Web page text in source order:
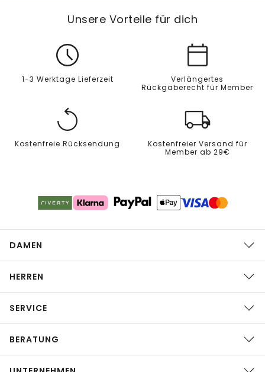
Unsere Vorteile für dich
1-3 Werktage Lieferzeit
Verlängertes
Rückgaberecht für Member
Kostenfreie Rücksendung
Kostenfreier Versand für
Member ab 29€
DAMEN
HERREN
SERVICE
BERATUNG